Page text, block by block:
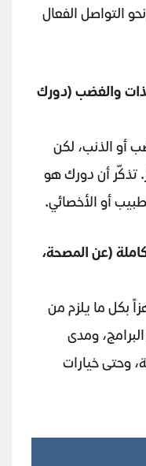
التواصل الفعال
والغضب (دورك
أو الذنب، لكن
تذكّر أن دورك هو
أو الأخصائي.
(عن المصحة،
بكل ما يلزم من
البرامج، ومدى
وحتى خيارات